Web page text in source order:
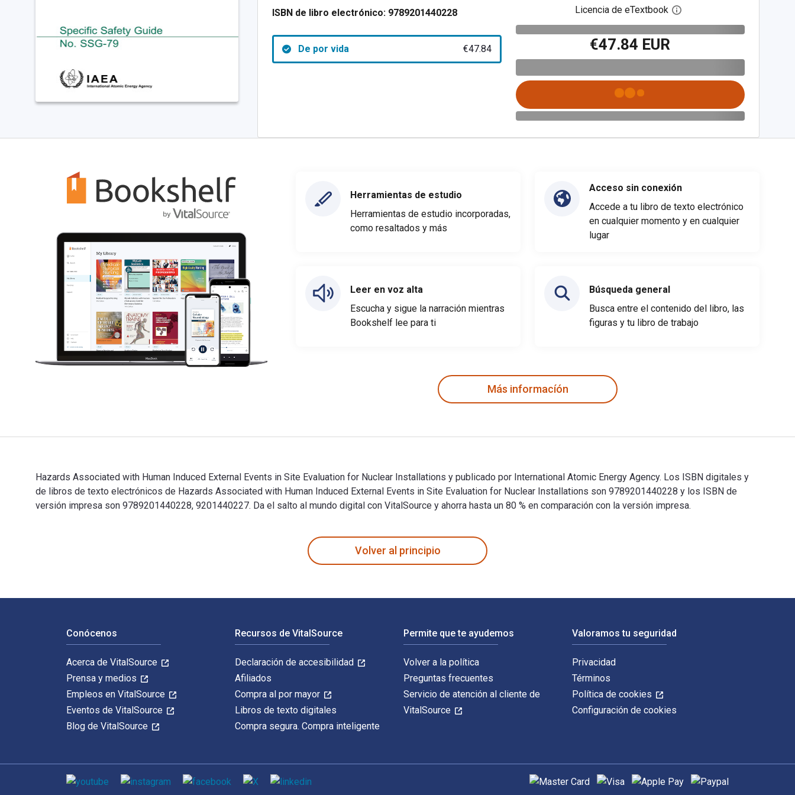
ISBN de libro electrónico: 9789201440228
De por vida €47.84
Licencia de eTextbook Abre el cuadro de diálogo
€47.84 EUR
Herramientas de estudio
Herramientas de estudio incorporadas,
como resaltados y más
Leer en voz alta
Escucha y sigue la narración mientras
Bookshelf lee para ti
Acceso sin conexión
Accede a tu libro de texto electrónico
en cualquier momento y en cualquier
lugar
Búsqueda general
Busca entre el contenido del libro, las
figuras y tu libro de trabajo
Más informacíón
Hazards Associated with Human Induced External Events in Site Evaluation for Nuclear Installations y publicado por International Atomic Energy Agency. Los ISBN digitales y
de libros de texto electrónicos de Hazards Associated with Human Induced External Events in Site Evaluation for Nuclear Installations son 9789201440228 y los ISBN de
versión impresa son 9789201440228, 9201440227. Da el salto al mundo digital con VitalSource y ahorra hasta un 80 % en comparación con la versión impresa.
Volver al principio
Conócenos
Acerca de VitalSource
Prensa y medios
Empleos en VitalSource
Eventos de VitalSource
Blog de VitalSource
Recursos de VitalSource
Declaración de accesibilidad
Afiliados
Compra al por mayor
Libros de texto digitales
Compra segura. Compra inteligente
Permite que te ayudemos
Volver a la política
Preguntas frecuentes
Servicio de atención al cliente de
VitalSource
Valoramos tu seguridad
Privacidad
Términos
Política de cookies
Configuración de cookies
Medios de comunicación social Métodos de pago admitidos